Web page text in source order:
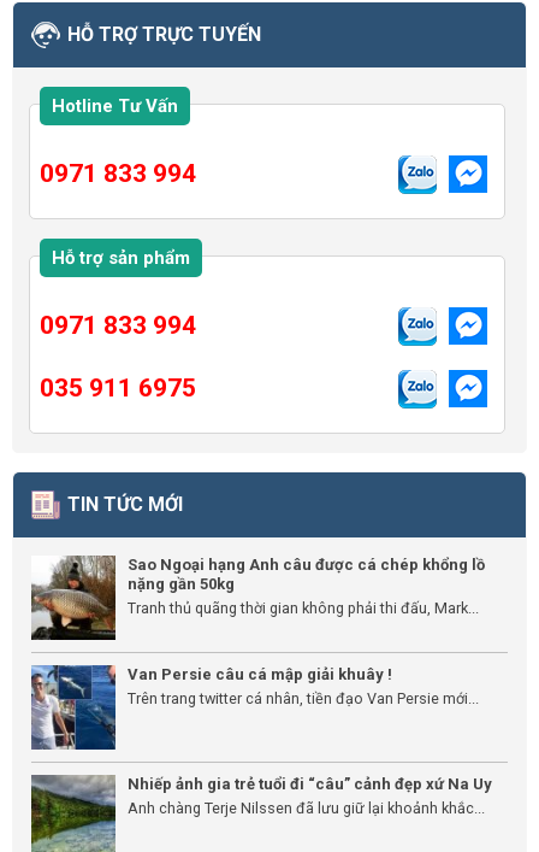
HỖ TRỢ TRỰC TUYẾN
Hotline Tư Vấn
0971 833 994
Hỗ trợ sản phẩm
0971 833 994
035 911 6975
TIN TỨC MỚI
Sao Ngoại hạng Anh câu được cá chép khổng lồ
nặng gần 50kg
Tranh thủ quãng thời gian không phải thi đấu, Mark...
Van Persie câu cá mập giải khuây !
Trên trang twitter cá nhân, tiền đạo Van Persie mới...
Nhiếp ảnh gia trẻ tuổi đi “câu” cảnh đẹp xứ Na Uy
Anh chàng Terje Nilssen đã lưu giữ lại khoảnh khắc...